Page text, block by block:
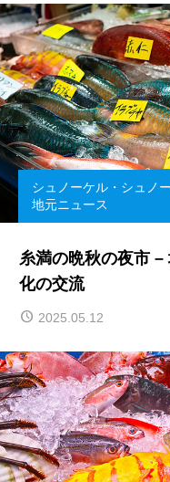
シュノーケル・シュノ
地元ニュース
糸満の晩秋の夜市 –
化の交流
2025.05.12